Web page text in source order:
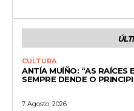
CULTURA
ANTÍA MUÍÑO: “AS RAÍCES
SEMPRE DENDE O
7 Agosto, 2026